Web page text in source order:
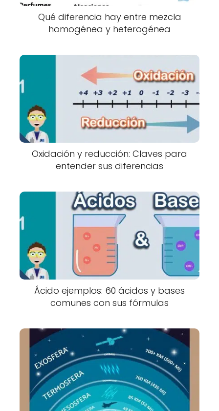
Qué diferencia hay entre mezcla
homogénea y heterogénea
Oxidación y reducción: Claves para
entender sus diferencias
Ácido ejemplos: 60 ácidos y bases
comunes con sus fórmulas